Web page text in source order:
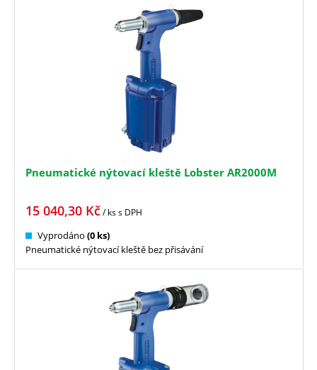
Pneumatické nýtovací kleště Lobster AR2000M
15 040,30 Kč/ kss DPH
Vyprodáno (0 ks)
Pneumatické nýtovací kleště bez přisávání